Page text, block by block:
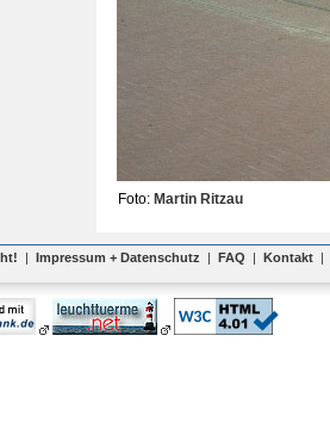
Foto: Martin Ritzau
| Impressum + Datenschutz | FAQ | Kontakt |